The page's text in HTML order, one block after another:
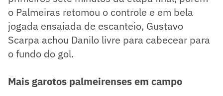
o Palmeiras retomou o controle e em bela
jogada ensaiada de escanteio, Gustavo
Scarpa achou Danilo livre para cabecear para
o fundo do gol.
Mais garotos palmeirenses em campo